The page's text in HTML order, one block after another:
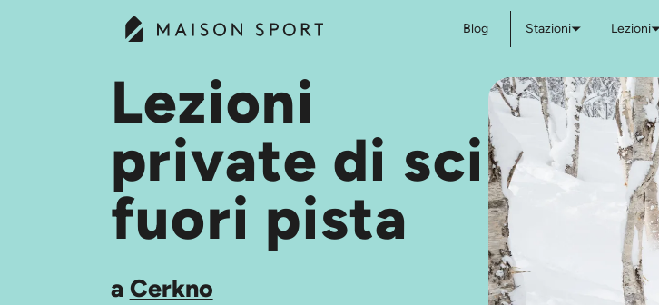
Blog Stazioni Lezioni
Lezioni
private di sci
fuori pista
a Cerkno